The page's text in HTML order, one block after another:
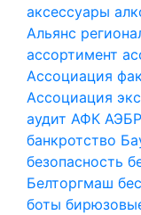
аксессуары
Альянс
ассортимент
Ассоциация
Ассоциация
аудит АФК АЭБР
банкротство
безопасность
Белторгмаш
боты